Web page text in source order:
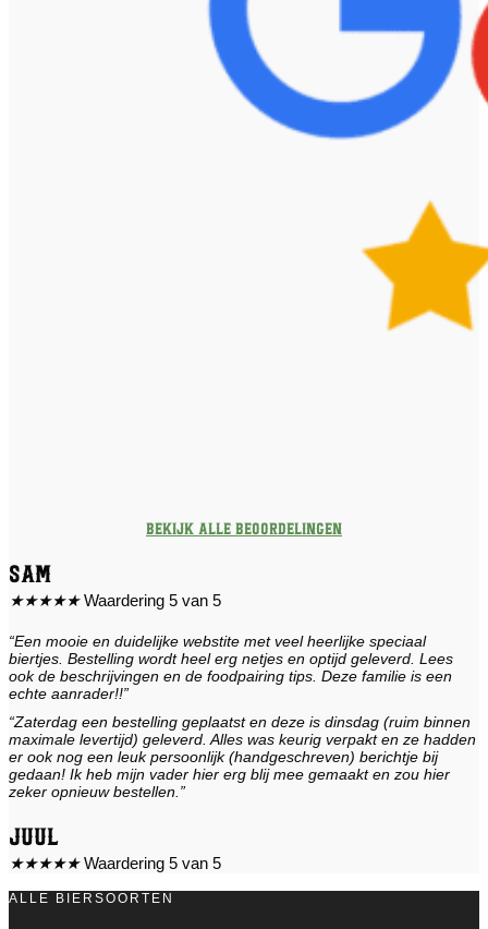
Bekijk alle beoordelingen
Sam
★★★★★ Waardering 5 van 5
“Een mooie en duidelijke webstite met veel heerlijke speciaal
biertjes. Bestelling wordt heel erg netjes en optijd geleverd. Lees
ook de beschrijvingen en de foodpairing tips. Deze familie is een
echte aanrader!!”
“Zaterdag een bestelling geplaatst en deze is dinsdag (ruim binnen
maximale levertijd) geleverd. Alles was keurig verpakt en ze hadden
er ook nog een leuk persoonlijk (handgeschreven) berichtje bij
gedaan! Ik heb mijn vader hier erg blij mee gemaakt en zou hier
zeker opnieuw bestellen.”
Juul
★★★★★ Waardering 5 van 5
ALLE BIERSOORTEN